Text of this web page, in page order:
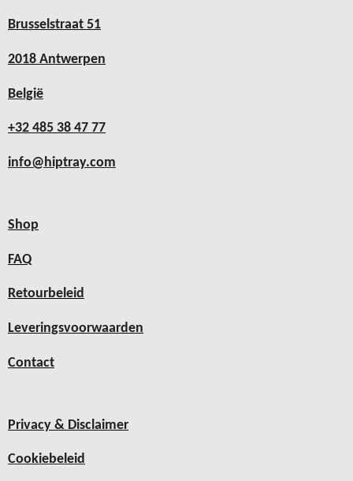
Brusselstraat 51
2018 Antwerpen
België
+32 485 38 47 77
info@hiptray.com
Shop
FAQ
Retourbeleid
Leveringsvoorwaarden
Contact
Privacy & Disclaimer
Cookiebeleid